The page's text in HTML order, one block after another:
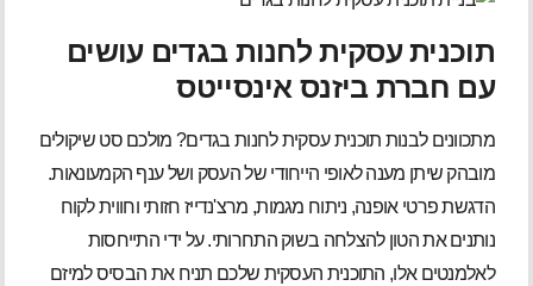
תוכנית עסקית לחנות בגדים עושים
עם חברת ביזנס אינסייטס
מתכוונים לבנות תוכנית עסקית לחנות בגדים? מולכם סט שיקולים
מובהק שיתן מענה לאופי הייחודי של העסק ושל ענף הקמעונאות.
הדגשת פרטי אופנה, ניתוח מגמות, מרצ'נדייז חזותי וחווית לקוח
נותנים את הטון להצלחה בשוק התחרותי. על ידי התייחסות
לאלמנטים אלו, התוכנית העסקית שלכם תניח את הבסיס למיזם